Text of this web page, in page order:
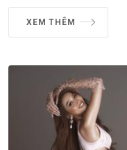
XEM THÊM